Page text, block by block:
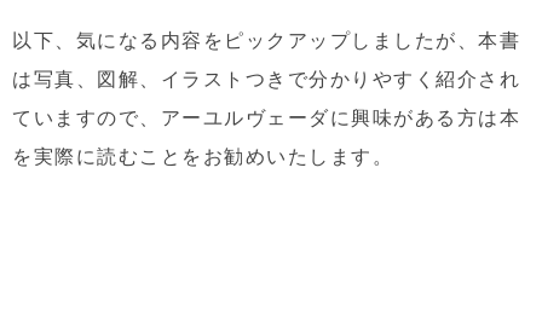
以下、気になる内容をピックアップしましたが、本書
は写真、図解、イラストつきで分かりやすく紹介され
ていますので、アーユルヴェーダに興味がある方は本
を実際に読むことをお勧めいたします。